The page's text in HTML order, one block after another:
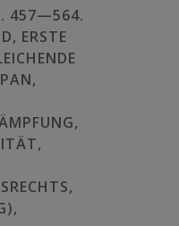
457—564.
ERSTE